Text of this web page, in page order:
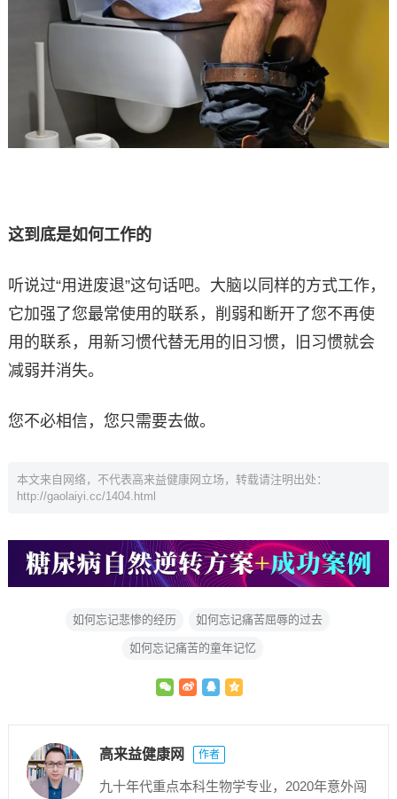
这到底是如何工作的
听说过“用进废退”这句话吧。大脑以同样的方式工作，
它加强了您最常使用的联系，削弱和断开了您不再使
用的联系，用新习惯代替无用的旧习惯，旧习惯就会
减弱并消失。
您不必相信，您只需要去做。
本文来自网络，不代表高来益健康网立场，转载请注明出处：
http://gaolaiyi.cc/1404.html
如何忘记悲惨的经历 如何忘记痛苦屈辱的过去
如何忘记痛苦的童年记忆
高来益健康网 作者
九十年代重点本科生物学专业，2020年意外闯